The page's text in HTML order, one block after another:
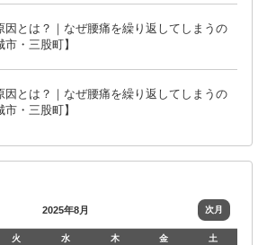
因とは？｜なぜ腰痛を繰り返してしまうの
・三股町】
因とは？｜なぜ腰痛を繰り返してしまうの
・三股町】
2025年8月 次月
火 水 木 金
土